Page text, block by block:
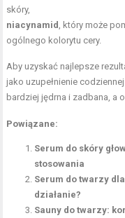
skóry,
niacynamid , który może
ogólnego kolorytu cery.
Aby uzyskać najlepsze
jako uzupełnienie
bardziej jędrna i zadbana, a
Powiązane:
Serum do skóry
stosowania
Serum do twarzy
działanie?
Sauny do twarzy: